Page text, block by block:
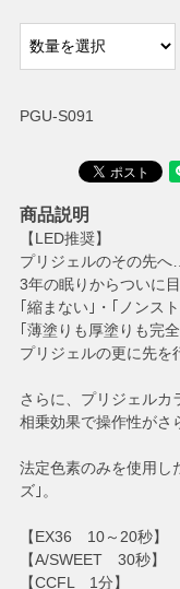
PGU-S091
商品説明
【LED推奨】
プリジェルのその先へ
3年の眠りからついに
｢縮まない｣・｢ノンス
｢薄塗りも厚塗りも完
プリジェルの更に先を
さらに、プリジェルカ
相乗効果で操作性がさ
法定色素のみを使用し
ズ｣。
【EX36 10～20秒】
【A/SWEET 30秒】
【CCFL 1分】